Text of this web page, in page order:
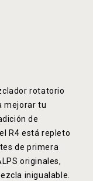
rotatorio
mejorar tu
de
R4 está repleto
de primera
originales,
inigualable.